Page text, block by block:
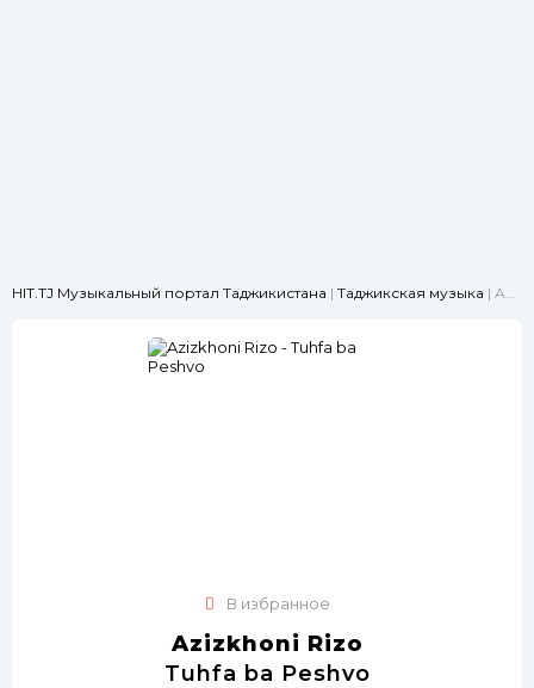
HIT.TJ Музыкальный портал Таджикистана | Таджикская музыка | Azizkhoni Rizo - Tuhfa ba Peshvo
В избранное
Azizkhoni Rizo
Tuhfa ba Peshvo